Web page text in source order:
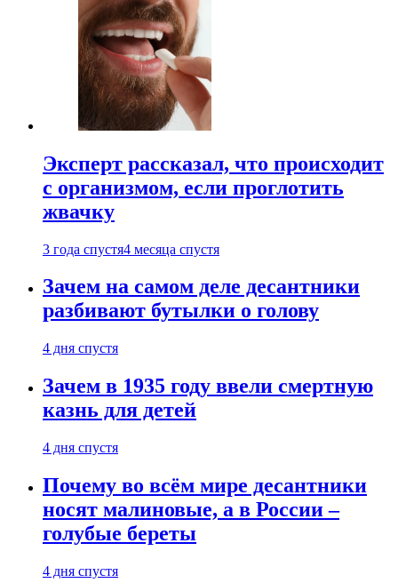
Эксперт рассказал, что происходит
с организмом, если проглотить
жвачку
3 года спустя4 месяца спустя
Зачем на самом деле десантники
разбивают бутылки о голову
4 дня спустя
Зачем в 1935 году ввели смертную
казнь для детей
4 дня спустя
Почему во всём мире десантники
носят малиновые, а в России –
голубые береты
4 дня спустя